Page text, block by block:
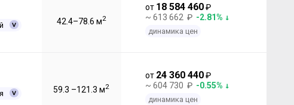
42.4–78.6 м2
от 18 584 460₽
~ 613 662 ₽ -2.81%
динамика цен
59.3 –121.3 м2
от 24 360 440₽
~ 604 730 ₽ -0.55%
динамика цен